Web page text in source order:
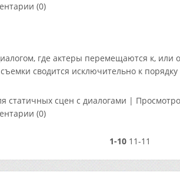
(0)
где актеры перемещаются к, или
сводится исключительно к
статичных сцен с диалогами |
(0)
1-10 11-11